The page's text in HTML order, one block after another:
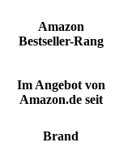
Amazon
Bestseller-Rang
Im Angebot von
Amazon.de seit
Brand